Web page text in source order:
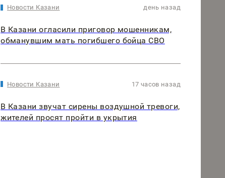
Новости Казани день назад
В Казани огласили приговор мошенникам,
обманувшим мать погибшего бойца СВО
Новости Казани 17 часов назад
В Казани звучат сирены воздушной тревоги,
жителей просят пройти в укрытия